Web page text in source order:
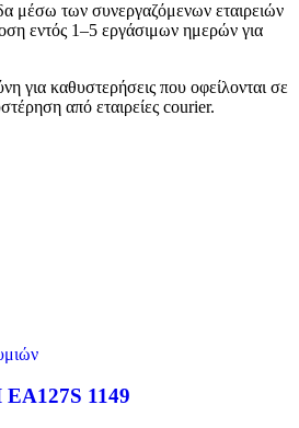
μέσω των συνεργαζόμενων εταιρειών
εντός 1–5 εργάσιμων ημερών για
για καθυστερήσεις που οφείλονται σε
από εταιρείες courier.
1149